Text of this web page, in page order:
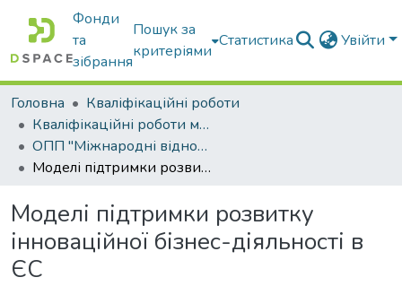
Фонди
та
зібрання
Пошук за
критеріями
Статистика Увійти
Головна
Кваліфікаційні роботи
Кваліфікаційні роботи магістрів
ОПП "Міжнародні відносини, суспільні комунікації та регіональні студії"
Моделі підтримки розвитку інноваційної бізнес-діяльності в ЄС
Моделі підтримки розвитку
інноваційної бізнес-діяльності в
ЄС